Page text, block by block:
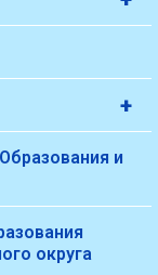
+
и
округа